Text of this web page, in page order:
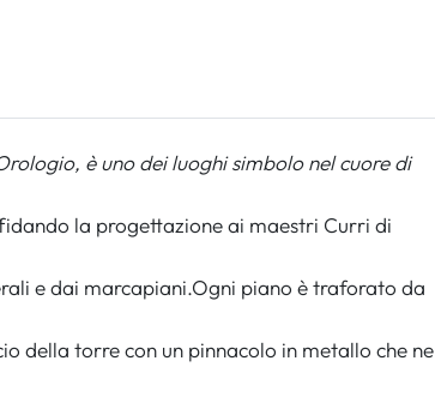
è uno dei luoghi simbolo nel cuore di
la progettazione ai maestri Curri di
e dai marcapiani.Ogni piano è traforato da
della torre con un pinnacolo in metallo che ne